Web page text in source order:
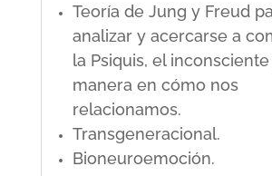
Teoría de Jung y Freud
analizar y acercarse a
la Psiquis, el
manera en cómo nos
relacionamos.
Transgeneracional.
Bioneuroemoción.